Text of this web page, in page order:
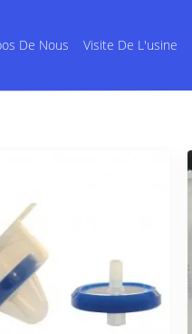
De Nous Visite De L'usine